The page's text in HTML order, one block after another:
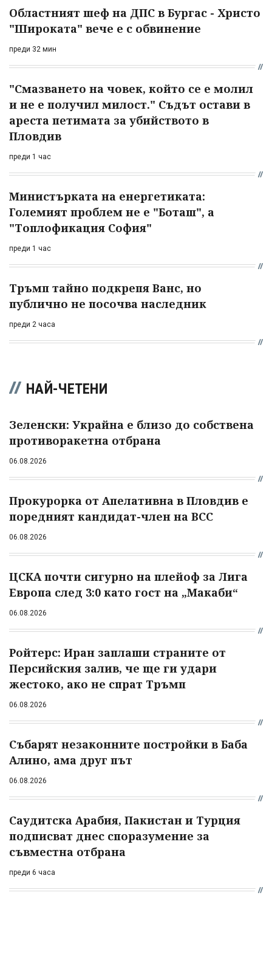
Областният шеф на ДПС в Бургас - Христо
"Широката" вече е с обвинение
преди 32 мин
"Смазването на човек, който се е молил
и не е получил милост." Съдът остави в
ареста петимата за убийството в
Пловдив
преди 1 час
Министърката на енергетиката:
Големият проблем не е "Боташ", а
"Топлофикация София"
преди 1 час
Тръмп тайно подкрепя Ванс, но
публично не посочва наследник
преди 2 часа
НАЙ-ЧЕТЕНИ
Зеленски: Украйна е близо до собствена
противоракетна отбрана
06.08.2026
Прокурорка от Апелативна в Пловдив е
поредният кандидат-член на ВСС
06.08.2026
ЦСКА почти сигурно на плейоф за Лига
Европа след 3:0 като гост на „Макаби“
06.08.2026
Ройтерс: Иран заплаши страните от
Персийския залив, че ще ги удари
жестоко, ако не спрат Тръмп
06.08.2026
Събарят незаконните постройки в Баба
Алино, ама друг път
06.08.2026
Саудитска Арабия, Пакистан и Турция
подписват днес споразумение за
съвместна отбрана
преди 6 часа